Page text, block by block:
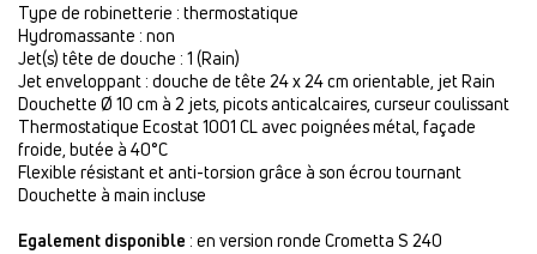
Type de robinetterie : thermostatique
Hydromassante : non
Jet(s) tête de douche : 1 (Rain)
Jet enveloppant : douche de tête 24 x 24 cm orientable, jet Rain
Douchette Ø 10 cm à 2 jets, picots anticalcaires, curseur coulissant
Thermostatique Ecostat 1001 CL avec poignées métal, façade
froide, butée à 40°C
Flexible résistant et anti-torsion grâce à son écrou tournant
Douchette à main incluse
Egalement disponible : en version ronde Crometta S 240